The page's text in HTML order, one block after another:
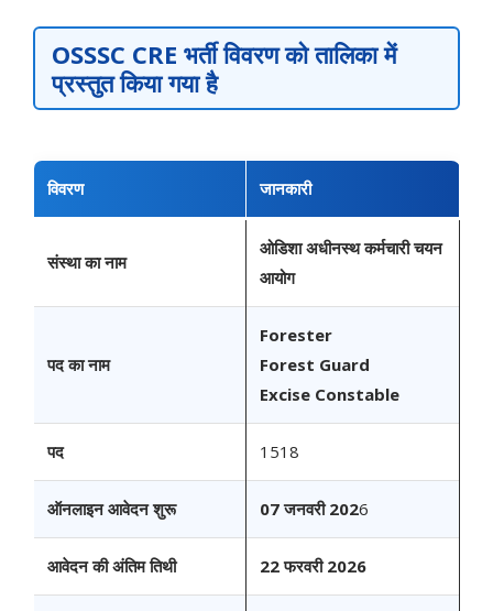
OSSSC CRE भर्ती विवरण को तालिका में
प्रस्तुत किया गया है
विवरण जानकारी
संस्था का नाम
ओडिशा अधीनस्थ कर्मचारी चयन
आयोग
पद का नाम
Forester
Forest Guard
Excise Constable
पद 1518
ऑनलाइन आवेदन शुरू 07 जनवरी 2026
आवेदन की अंतिम तिथी 22 फरवरी 2026